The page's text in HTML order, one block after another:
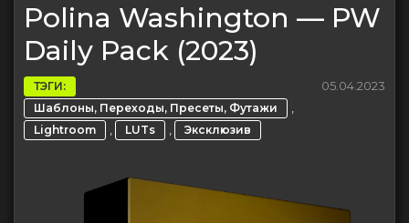
Polina Washington — PW
Daily Pack (2023)
ТЭГИ:
Шаблоны, Переходы, Пресеты, Футажи
,
Lightroom , LUTs , Эксклюзив
05.04.2023